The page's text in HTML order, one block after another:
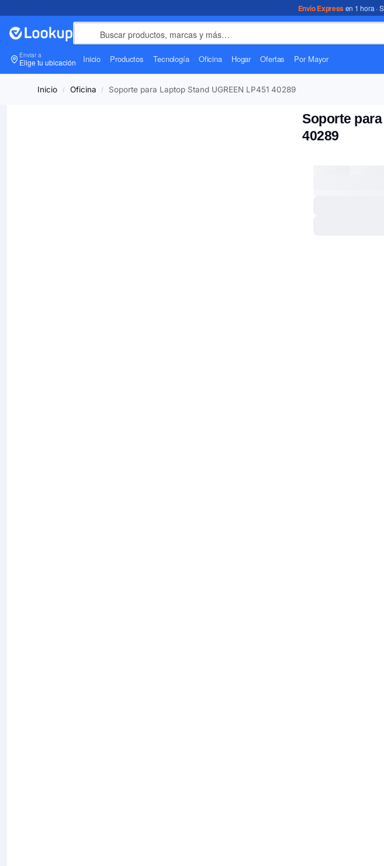
Envío Expressen 1 hora ·
Enviar a
Elige tu ubicación Inicio Productos Tecnología Oficina Hogar Ofertas Por Mayor
Inicio / Oficina / Soporte para Laptop Stand UGREEN LP451 40289
Soporte
40289